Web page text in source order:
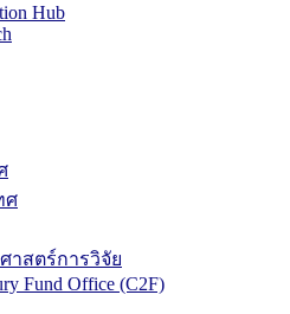
Hub
ศ
สตร์การวิจัย
Fund Office (C2F)